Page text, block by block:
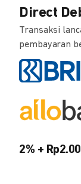
Direct
Transaksi
pembayaran
2% +